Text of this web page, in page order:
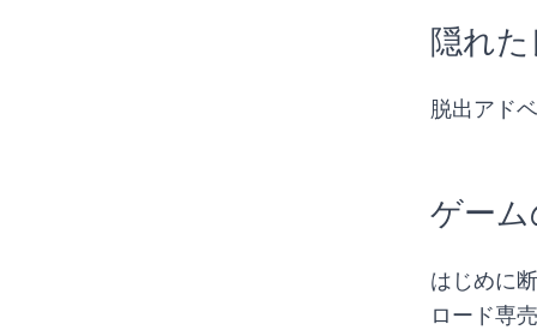
隠れ
脱出アド
ゲー
はじめに
ロード専